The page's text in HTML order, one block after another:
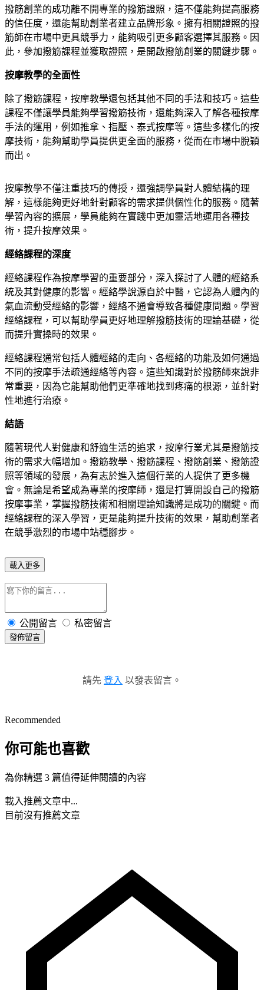
撥筋創業的成功離不開專業的撥筋證照，這不僅能夠提高服務
的信任度，還能幫助創業者建立品牌形象。擁有相關證照的撥
筋師在市場中更具競爭力，能夠吸引更多顧客選擇其服務。因
此，參加撥筋課程並獲取證照，是開啟撥筋創業的關鍵步驟。
按摩教學的全面性
除了撥筋課程，按摩教學還包括其他不同的手法和技巧。這些
課程不僅讓學員能夠學習撥筋技術，還能夠深入了解各種按摩
手法的運用，例如推拿、指壓、泰式按摩等。這些多樣化的按
摩技術，能夠幫助學員提供更全面的服務，從而在市場中脫穎
而出。
按摩教學不僅注重技巧的傳授，還強調學員對人體結構的理
解，這樣能夠更好地針對顧客的需求提供個性化的服務。隨著
學習內容的擴展，學員能夠在實踐中更加靈活地運用各種技
術，提升按摩效果。
經絡課程的深度
經絡課程作為按摩學習的重要部分，深入探討了人體的經絡系
統及其對健康的影響。經絡學說源自於中醫，它認為人體內的
氣血流動受經絡的影響，經絡不通會導致各種健康問題。學習
經絡課程，可以幫助學員更好地理解撥筋技術的理論基礎，從
而提升實操時的效果。
經絡課程通常包括人體經絡的走向、各經絡的功能及如何通過
不同的按摩手法疏通經絡等內容。這些知識對於撥筋師來說非
常重要，因為它能幫助他們更準確地找到疼痛的根源，並針對
性地進行治療。
結語
隨著現代人對健康和舒適生活的追求，按摩行業尤其是撥筋技
術的需求大幅增加。撥筋教學、撥筋課程、撥筋創業、撥筋證
照等領域的發展，為有志於進入這個行業的人提供了更多機
會。無論是希望成為專業的按摩師，還是打算開設自己的撥筋
按摩事業，掌握撥筋技術和相關理論知識將是成功的關鍵。而
經絡課程的深入學習，更是能夠提升技術的效果，幫助創業者
在競爭激烈的市場中站穩腳步。
載入更多
公開留言 私密留言
發佈留言
請先 登入 以發表留言。
Recommended
你可能也喜歡
為你精選 3 篇值得延伸閱讀的內容
載入推薦文章中...
目前沒有推薦文章